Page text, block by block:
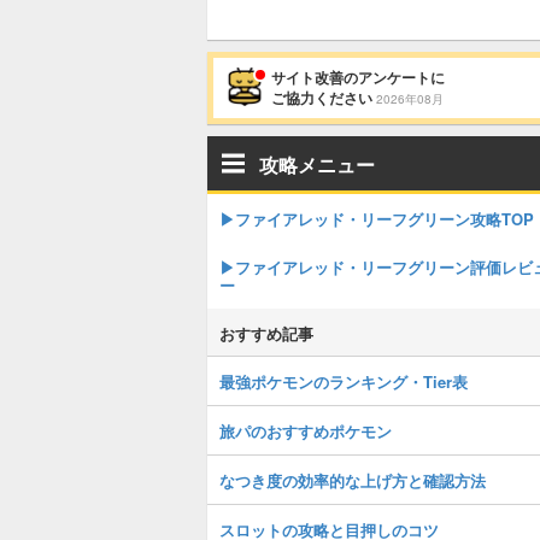
サイト改善のアンケートに
ご協力ください 2026年08月
攻略メニュー
▶︎ファイアレッド・リーフグリーン攻略TOP
▶︎ファイアレッド・リーフグリーン評価レビ
ー
おすすめ記事
最強ポケモンのランキング・Tier表
旅パのおすすめポケモン
なつき度の効率的な上げ方と確認方法
スロットの攻略と目押しのコツ